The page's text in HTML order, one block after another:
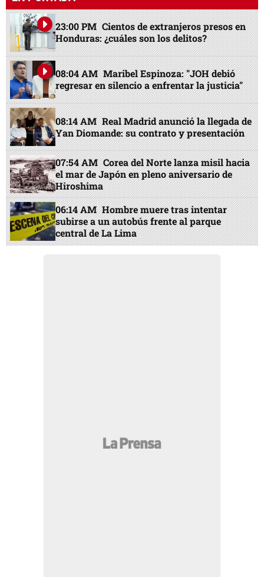
23:00 PM Cientos de extranjeros presos en
Honduras: ¿cuáles son los delitos?
08:04 AM Maribel Espinoza: "JOH debió
regresar en silencio a enfrentar la justicia"
08:14 AM Real Madrid anunció la llegada de
Yan Diomande: su contrato y presentación
07:54 AM Corea del Norte lanza misil hacia
el mar de Japón en pleno aniversario de
Hiroshima
06:14 AM Hombre muere tras intentar
subirse a un autobús frente al parque
central de La Lima